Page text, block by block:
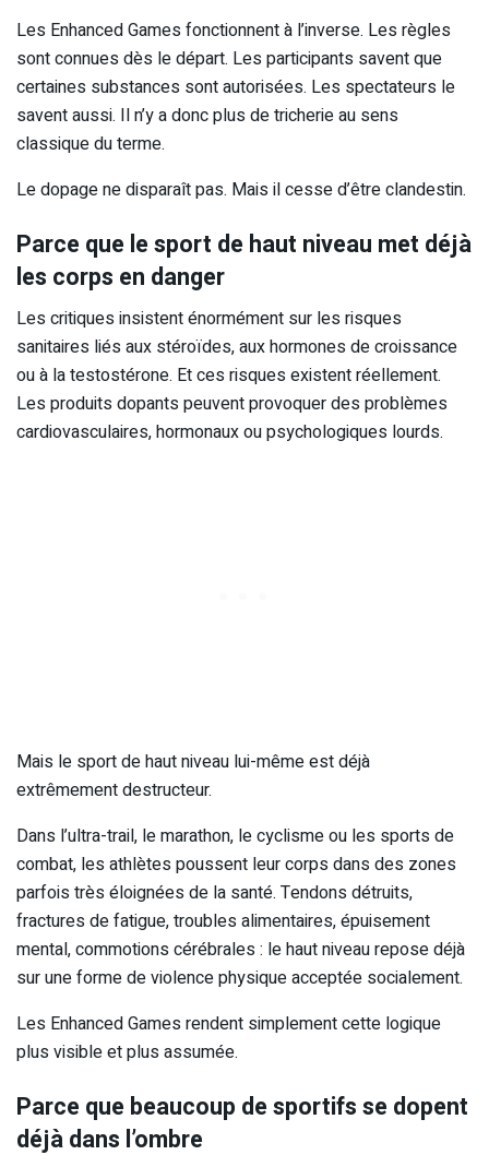
Les Enhanced Games fonctionnent à l’inverse. Les règles
sont connues dès le départ. Les participants savent que
certaines substances sont autorisées. Les spectateurs le
savent aussi. Il n’y a donc plus de tricherie au sens
classique du terme.
Le dopage ne disparaît pas. Mais il cesse d’être clandestin.
Parce que le sport de haut niveau met déjà
les corps en danger
Les critiques insistent énormément sur les risques
sanitaires liés aux stéroïdes, aux hormones de croissance
ou à la testostérone. Et ces risques existent réellement.
Les produits dopants peuvent provoquer des problèmes
cardiovasculaires, hormonaux ou psychologiques lourds.
Mais le sport de haut niveau lui-même est déjà
extrêmement destructeur.
Dans l’ultra-trail, le marathon, le cyclisme ou les sports de
combat, les athlètes poussent leur corps dans des zones
parfois très éloignées de la santé. Tendons détruits,
fractures de fatigue, troubles alimentaires, épuisement
mental, commotions cérébrales : le haut niveau repose déjà
sur une forme de violence physique acceptée socialement.
Les Enhanced Games rendent simplement cette logique
plus visible et plus assumée.
Parce que beaucoup de sportifs se dopent
déjà dans l’ombre